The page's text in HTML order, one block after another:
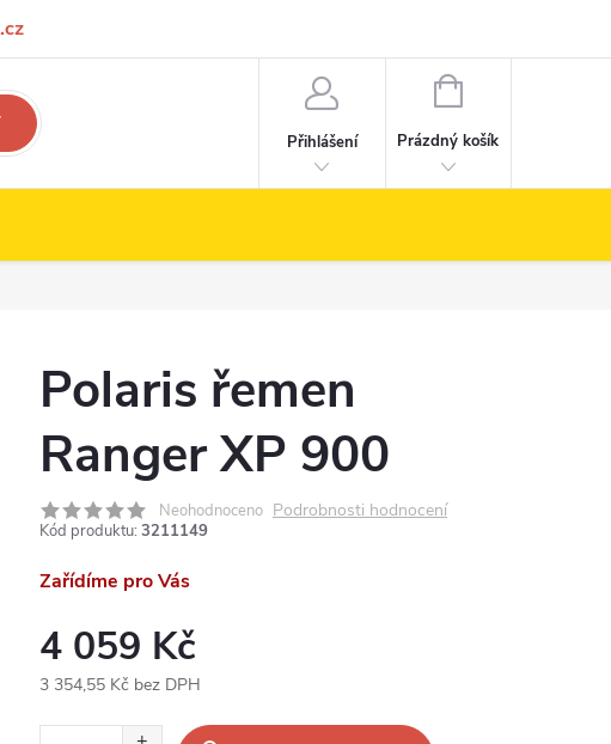
Přihlášení
NÁKUPNÍ
Prázdný košík
Polaris řemen
Ranger XP 900
Neohodnoceno Podrobnosti hodnocení
Kód produktu: 3211149
Zařídíme pro Vás
4 059 Kč
3 354,55 Kč bez DPH